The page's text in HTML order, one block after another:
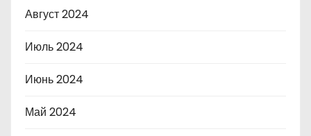
Август 2024
Июль 2024
Июнь 2024
Май 2024